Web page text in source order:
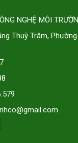
NGHỆ MÔI
Thuỳ Trâm, Phường